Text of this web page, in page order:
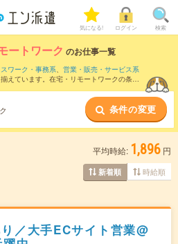
気になる! ログイン 検索
ートワーク のお仕事一覧
ワーク・事務系、 営業・販売・サービス系
えています。在宅・リモートワークの条件
条件の変更
平均時給: 1,896 円
新着順 時給順
／大手ECサイト営業@